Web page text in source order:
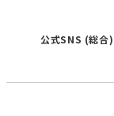
津
公式SNS (総合)